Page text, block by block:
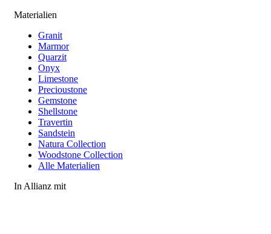
Materialien
Granit
Marmor
Quarzit
Onyx
Limestone
Precioustone
Gemstone
Shellstone
Travertin
Sandstein
Natura Collection
Woodstone Collection
Alle Materialien
In Allianz mit